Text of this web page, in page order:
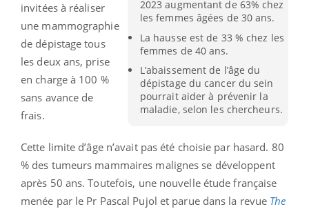
2023 augmentant de 63% chez
les femmes âgées de 30 ans.
La hausse est de 33 % chez les
femmes de 40 ans.
L’abaissement de l’âge du
dépistage du cancer du sein
pourrait aider à prévenir la
maladie, selon les chercheurs.
invitées à réaliser
une mammographie
de dépistage tous
les deux ans, prise
en charge à 100 %
sans avance de
frais.
Cette limite d’âge n’avait pas été choisie par hasard. 80
% des tumeurs mammaires malignes se développent
après 50 ans. Toutefois, une nouvelle étude française
menée par le Pr Pascal Pujol et parue dans la revue The